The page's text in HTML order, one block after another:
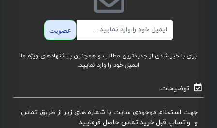
عضویت
برای با خبر شدن از جدیدترین مطالب و همچنین پیشنهادهای ویژه ما
ایمیل خود را وارد نمایید.
توضیحات:
جهت استعلام موجودی سایت با شماره های زیر از طریق تماس
و واتساپ قبل خرید تماس حاصل فرمایید.